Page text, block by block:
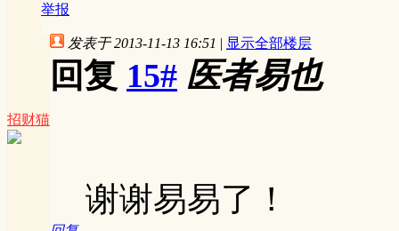
举报
招财猫
发表于 2013-11-13 16:51 | 显示全部楼层
回复 15# 医者易也
谢谢易易了！